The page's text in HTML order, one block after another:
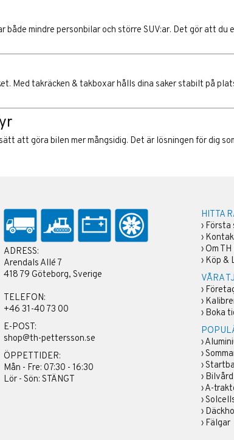
både mindre personbilar och större SUV:ar. Det gör att
Med takräcken & takboxar hålls dina saker stabilt på
att göra bilen mer mångsidig. Det är lösningen för dig
ADRESS:
Arendals Allé 7
418 79 Göteborg, Sverige
TELEFON:
+46 31-40 73 00
E-POST:
shop@th-pettersson.se
ÖPPETTIDER:
Mån - Fre: 07:30 - 16:30
Lör - Sön: STÄNGT
HITTA
› Första
›
› Om
› Köp &
VÅRA
›
›
› Boka
›
›
›
› Bilvård
›A-
›
›
› Fälgar